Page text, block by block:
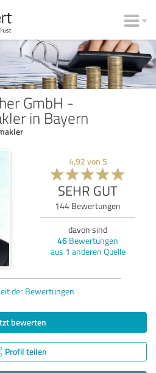
GmbH -
in Bayern
4,92 von 5
SEHR GUT
144 Bewertungen
davon sind
46 Bewertungen
aus 1 anderen Quelle
der Bewertungen
bewerten
Profil teilen